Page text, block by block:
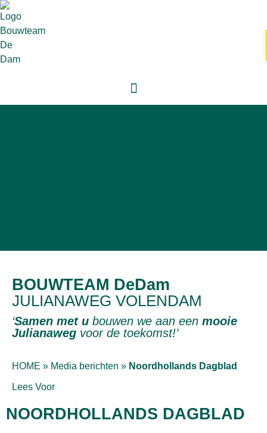
BOUWTEAM DeDam
JULIANAWEG VOLENDAM
‘Samen met u bouwen we aan een mooie
Julianaweg voor de toekomst!’
HOME » Media berichten » Noordhollands Dagblad
Lees Voor
NOORDHOLLANDS DAGBLAD